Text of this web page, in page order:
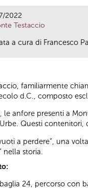
2022
Testaccio
a cura di Francesco
familiarmente
d.C., composto
le anfore presenti a
Questi
a perdere”, una
nella storia.
24, percorso con